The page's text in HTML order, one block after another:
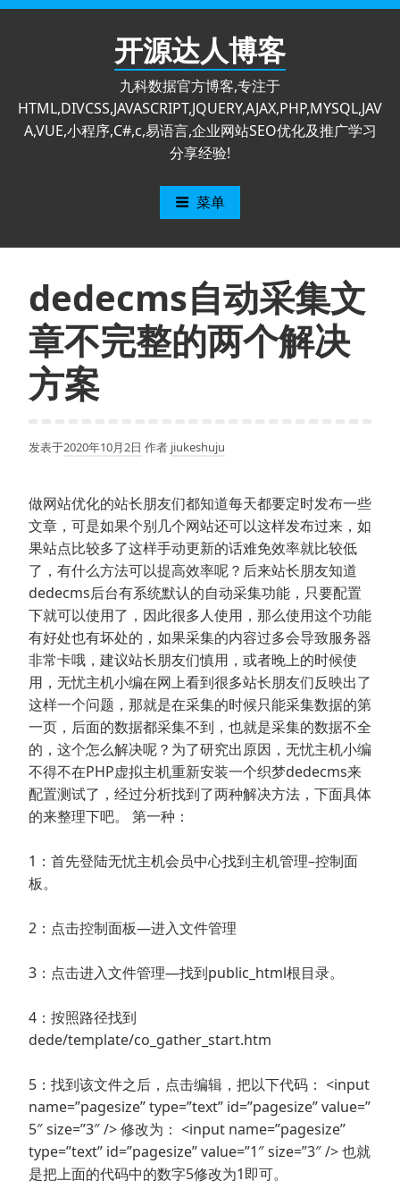
跳
开源达人博客
九科数据官方博客,专注于
HTML,DIVCSS,JAVASCRIPT,JQUERY,AJAX,PHP,MYSQL,JAV
A,VUE,小程序,C#,c,易语言,企业网站SEO优化及推广学习
分享经验!
菜单
dedecms自动采集文
章不完整的两个解决
方案
发表于2020年10月2日 作者 jiukeshuju
做网站优化的站长朋友们都知道每天都要定时发布一些
文章，可是如果个别几个网站还可以这样发布过来，如
果站点比较多了这样手动更新的话难免效率就比较低
了，有什么方法可以提高效率呢？后来站长朋友知道
dedecms后台有系统默认的自动采集功能，只要配置
下就可以使用了，因此很多人使用，那么使用这个功能
有好处也有坏处的，如果采集的内容过多会导致服务器
非常卡哦，建议站长朋友们慎用，或者晚上的时候使
用，无忧主机小编在网上看到很多站长朋友们反映出了
这样一个问题，那就是在采集的时候只能采集数据的第
一页，后面的数据都采集不到，也就是采集的数据不全
的，这个怎么解决呢？为了研究出原因，无忧主机小编
不得不在PHP虚拟主机重新安装一个织梦dedecms来
配置测试了，经过分析找到了两种解决方法，下面具体
的来整理下吧。 第一种：
1：首先登陆无忧主机会员中心找到主机管理–控制面
板。
2：点击控制面板—进入文件管理
3：点击进入文件管理—找到public_html根目录。
4：按照路径找到
dede/template/co_gather_start.htm
5：找到该文件之后，点击编辑，把以下代码： <input
name=”pagesize” type=”text” id=”pagesize” value=”
5″ size=”3″ /> 修改为： <input name=”pagesize”
type=”text” id=”pagesize” value=”1″ size=”3″ /> 也就
是把上面的代码中的数字5修改为1即可。